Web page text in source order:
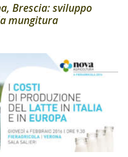
Brescia: sviluppo
mungitura